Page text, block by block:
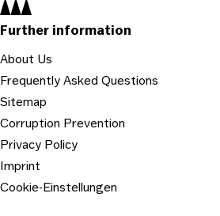
Navigation:
Further information
About Us
Frequently Asked Questions
Sitemap
Corruption Prevention
Privacy Policy
Imprint
Cookie-Einstellungen